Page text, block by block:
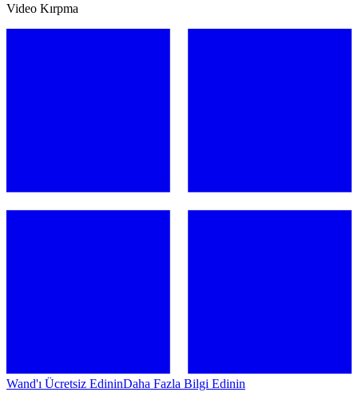
Video Kırpma
Wand'ı Ücretsiz EdininDaha Fazla Bilgi Edinin